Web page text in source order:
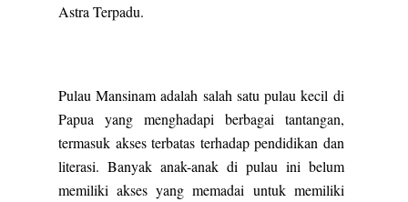
Astra Terpadu.
Pulau Mansinam adalah salah satu pulau kecil di
Papua yang menghadapi berbagai tantangan,
termasuk akses terbatas terhadap pendidikan dan
literasi. Banyak anak-anak di pulau ini belum
memiliki akses yang memadai untuk memiliki